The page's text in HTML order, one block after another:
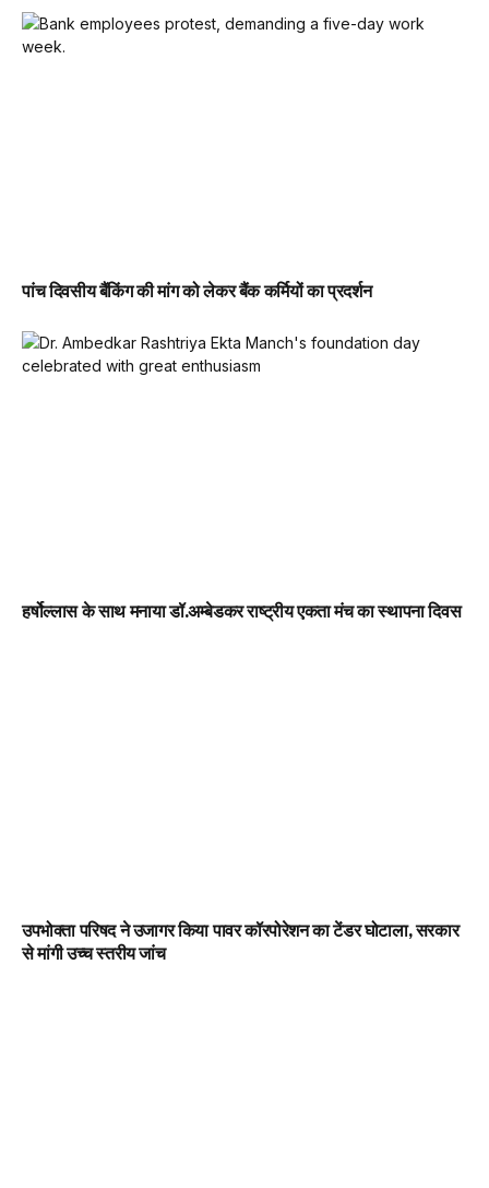
पांच दिवसीय बैंकिंग की मांग को लेकर बैंक कर्मियों का प्रदर्शन
हर्षोल्लास के साथ मनाया डॉ.अम्बेडकर राष्ट्रीय एकता मंच का स्थापना दिवस
उपभोक्ता परिषद ने उजागर किया पावर कॉरपोरेशन का टेंडर घोटाला, सरकार
से मांगी उच्च स्तरीय जांच